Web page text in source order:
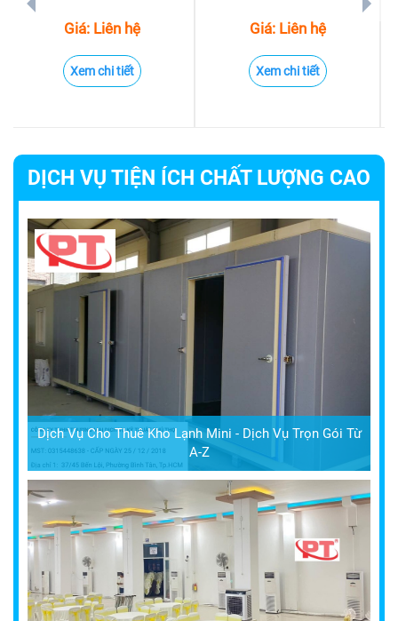
Giá: Liên hệ
Xem chi tiết
Giá: Liên hệ
Xem chi tiết
DỊCH VỤ TIỆN ÍCH CHẤT LƯỢNG CAO
Dịch Vụ Cho Thuê Kho Lạnh Mini - Dịch Vụ Trọn Gói Từ
A-Z